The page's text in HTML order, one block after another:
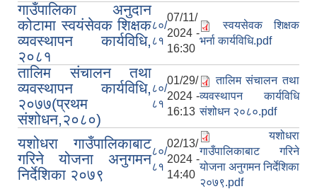
गाउँपालिका अनुदान
कोटामा स्वयंसेवक शिक्षक
व्यवस्थापन कार्यविधि,
२०८१
८०/
८१
07/11/
2024 -
16:30
स्वयसेवक शिक्षक
भर्ना कार्यविधि.pdf
तालिम संचालन तथा
व्यवस्थापन कार्यविधि,
२०७७(प्रथम
संशोधन,२०८०)
८०/
८१
01/29/
2024 -
16:13
तालिम संचालन तथा
व्यवस्थापन कार्यविधि
संशोधन २०८०.pdf
यशोधरा गाउँपालिकाबाट
गरिने योजना अनुगमन
निर्देशिका २०७९
८०/
८१
02/13/
2024 -
14:40
यशोधरा
गाउँपालिकाबाट गरिने
योजना अनुगमन निर्देशिका
२०७९.pdf